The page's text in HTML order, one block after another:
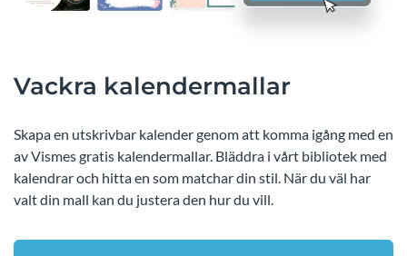
Vackra kalendermallar
Skapa en utskrivbar kalender genom att komma igång med en
av Vismes gratis kalendermallar. Bläddra i vårt bibliotek med
kalendrar och hitta en som matchar din stil. När du väl har
valt din mall kan du justera den hur du vill.